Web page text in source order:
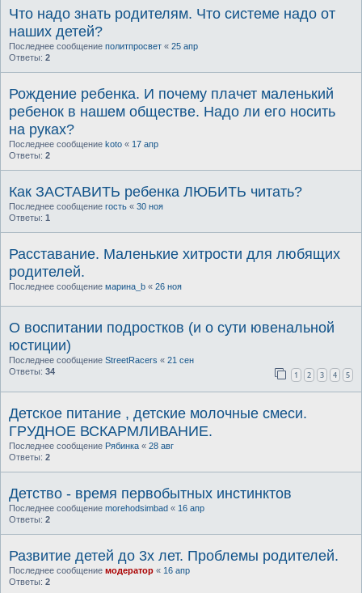
Что надо знать родителям. Что системе надо от
наших детей?
Последнее сообщение политпросвет « 25 апр
Ответы: 2
Рождение ребенка. И почему плачет маленький
ребенок в нашем обществе. Надо ли его носить
на руках?
Последнее сообщение koto « 17 апр
Ответы: 2
Как ЗАСТАВИТЬ ребенка ЛЮБИТЬ читать?
Последнее сообщение гость « 30 ноя
Ответы: 1
Расставание. Маленькие хитрости для любящих
родителей.
Последнее сообщение марина_b « 26 ноя
О воспитании подростков (и о сути ювенальной
юстиции)
Последнее сообщение StreetRacers « 21 сен
Ответы: 34 1 2 3 4 5
Детское питание , детские молочные смеси.
ГРУДНОЕ ВСКАРМЛИВАНИЕ.
Последнее сообщение Рябинка « 28 авг
Ответы: 2
Детство - время первобытных инстинктов
Последнее сообщение morehodsimbad « 16 апр
Ответы: 2
Развитие детей до 3х лет. Проблемы родителей.
Последнее сообщение модератор « 16 апр
Ответы: 2